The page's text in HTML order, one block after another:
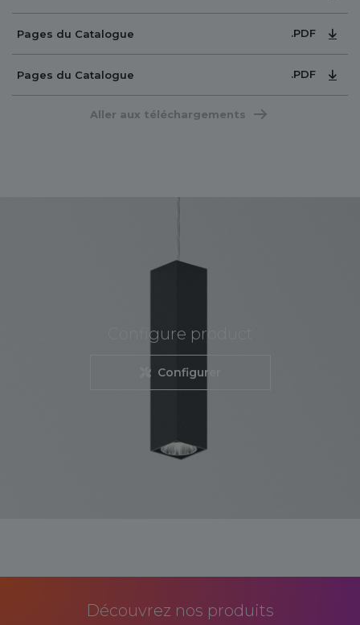
Pages du Catalogue .PDF
Pages du Catalogue .PDF
Aller aux téléchargements
Configure product
Configurer
Découvrez nos produits